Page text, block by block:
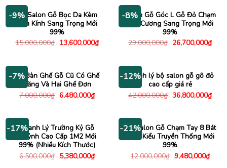
14,200,000₫.
-9%Bộ Salon Gỗ Bọc Da Kèm
Bàn Kính Sang Trọng Mới
99%
15,000,000₫ Giá
gốc
13,600,000₫Giá
hiện
13,600,000₫.
-8%
Salon Gỗ Góc L Gỗ Đỏ Chạm
Kim Cương Sang Trọng Mới
99%
29,000,000₫ Giá
gốc
26,700,000₫Giá
hiện
-7%
Bộ Bàn Ghế Gỗ Cũ Có Ghế
Băng Và Hai Ghế Đơn
7,000,000₫ Giá
gốc
6,480,000₫Giá
hiện
6,480,000₫.
-12%
Thanh lý bộ salon gỗ gõ đỏ
cao cấp giá rẻ
42,000,000₫ Giá
gốc
36,800,000₫Giá
hiện
-17%Thanh Lý Trường Kỷ Gỗ
Quỷnh Cao Cấp 1M2 Mới
99% (Nhiều Kích Thước)
6,500,000₫ Giá
gốc
5,380,000₫Giá
hiện
-21%
Bộ Salon Gỗ Chạm Tay 8 Bát
Tiên Kiểu Truyền Thống Mới
99%
12,000,000₫ Giá
gốc
9,480,000₫Giá
hiện